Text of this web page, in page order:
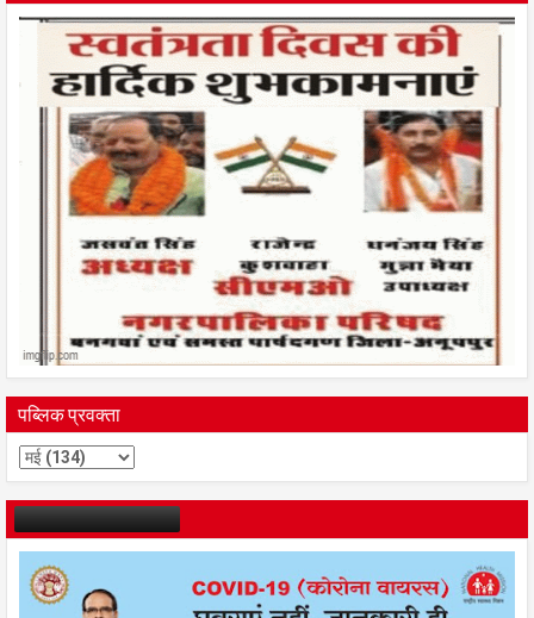
पब्लिक प्रवक्ता